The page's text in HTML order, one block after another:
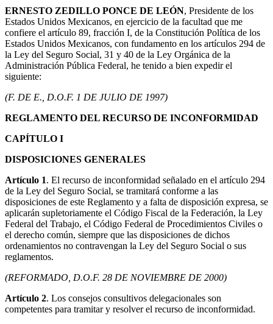
ERNESTO ZEDILLO PONCE DE LEÓN, Presidente de los
Estados Unidos Mexicanos, en ejercicio de la facultad que me
confiere el artículo 89, fracción I, de la Constitución Política de los
Estados Unidos Mexicanos, con fundamento en los artículos 294 de
la Ley del Seguro Social, 31 y 40 de la Ley Orgánica de la
Administración Pública Federal, he tenido a bien expedir el
siguiente:
(F. DE E., D.O.F. 1 DE JULIO DE 1997)
REGLAMENTO DEL RECURSO DE INCONFORMIDAD
CAPÍTULO I
DISPOSICIONES GENERALES
Artículo 1. El recurso de inconformidad señalado en el artículo 294
de la Ley del Seguro Social, se tramitará conforme a las
disposiciones de este Reglamento y a falta de disposición expresa, se
aplicarán supletoriamente el Código Fiscal de la Federación, la Ley
Federal del Trabajo, el Código Federal de Procedimientos Civiles o
el derecho común, siempre que las disposiciones de dichos
ordenamientos no contravengan la Ley del Seguro Social o sus
reglamentos.
(REFORMADO, D.O.F. 28 DE NOVIEMBRE DE 2000)
Artículo 2. Los consejos consultivos delegacionales son
competentes para tramitar y resolver el recurso de inconformidad.